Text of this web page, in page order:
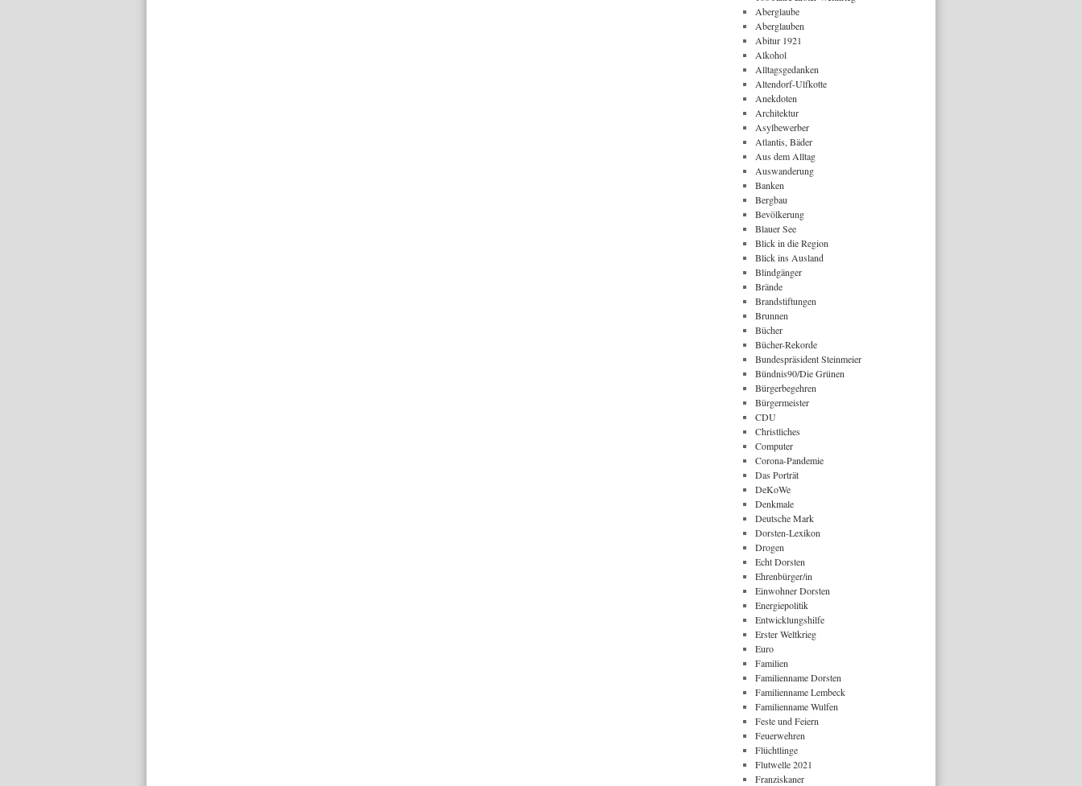
Aberglaube
Aberglauben
Abitur 1921
Alkohol
Alltagsgedanken
Altendorf-Ulfkotte
Anekdoten
Architektur
Asylbewerber
Atlantis, Bäder
Aus dem Alltag
Auswanderung
Banken
Bergbau
Bevölkerung
Blauer See
Blick in die Region
Blick ins Ausland
Blindgänger
Brände
Brandstiftungen
Brunnen
Bücher
Bücher-Rekorde
Bundespräsident Steinmeier
Bündnis90/Die Grünen
Bürgerbegehren
Bürgermeister
CDU
Christliches
Computer
Corona-Pandemie
Das Porträt
DeKoWe
Denkmale
Deutsche Mark
Dorsten-Lexikon
Drogen
Echt Dorsten
Ehrenbürger/in
Einwohner Dorsten
Energiepolitik
Entwicklungshilfe
Erster Weltkrieg
Euro
Familien
Familienname Dorsten
Familienname Lembeck
Familienname Wulfen
Feste und Feiern
Feuerwehren
Flüchtlinge
Flutwelle 2021
Franziskaner